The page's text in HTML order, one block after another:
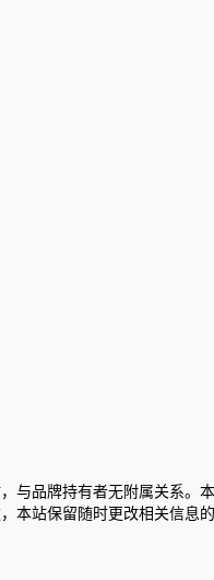
品牌持有者无附属关系。
站保留随时更改相关信息